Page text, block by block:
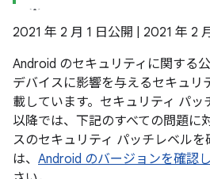
2021 年 2 月 1 日公開 | 2021 年 2
Android のセキュリティに関する
デバイスに影響を与えるセキュリ
載しています。セキュリティ パ
以降では、下記のすべての問題に
スのセキュリティ パッチレベル
は、 Android のバージョンを確認